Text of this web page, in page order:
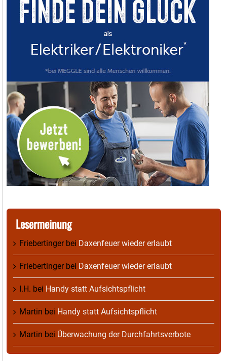
Lesermeinung
Friebertingerbei Daxenfeuer wieder erlaubt
Friebertingerbei Daxenfeuer wieder erlaubt
I.H. bei Handy statt Aufsichtspflicht
Martin bei Handy statt Aufsichtspflicht
Martin bei Überwachung der Durchfahrtsverbote